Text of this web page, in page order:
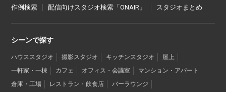
作例検索 配信向けスタジオ検索「ONAIR」 スタジオまとめ
シーンで探す
ハウススタジオ 撮影スタジオ キッチンスタジオ
屋上
一軒家・一棟
カフェ オフィス・会議室
マンション・アパート
倉庫・工場
レストラン・飲食店
バーラウンジ